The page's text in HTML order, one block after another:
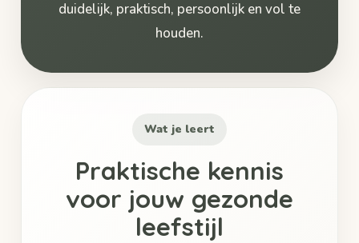
duidelijk, praktisch, persoonlijk en vol te
houden.
Wat je leert
Praktische kennis
voor jouw gezonde
leefstijl